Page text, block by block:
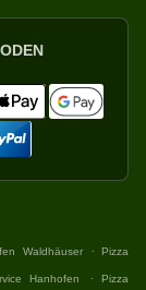
Waldhäuser . Pizza
Hanhofen . Pizza